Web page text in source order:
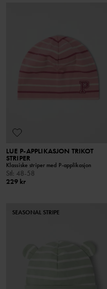
LUE P-APPLIKASJON TRIKOT
STRIPER
Klassiske striper med P-applikasjon
Stl: 48-58
229 kr
SEASONAL STRIPE